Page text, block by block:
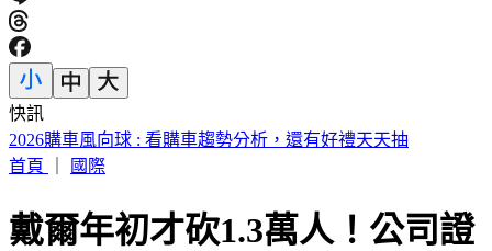
快訊
快訊／楊銘威11年婚姻離婚 方志友證實了
首頁
國際
戴爾年初才砍1.3萬人！公司證